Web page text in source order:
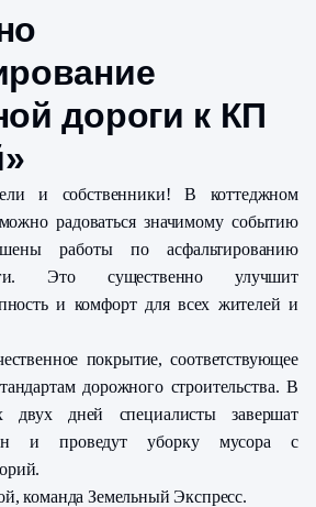
дороги к КП
и собственники! В коттеджном
можно радоваться значимому событию
работы по асфальтированию
Это существенно улучшит
и комфорт для всех жителей и
покрытие, соответствующее
дорожного строительства. В
двух дней специалисты завершат
и проведут уборку мусора с
команда Земельный Экспресс.